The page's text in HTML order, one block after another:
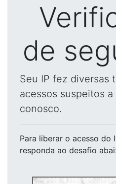
de
Seu IP fez diversas
acessos suspeitos
conosco.
Para liberar o acesso do
responda ao desafio